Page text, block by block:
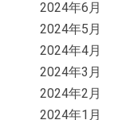
2024年6月
2024年5月
2024年4月
2024年3月
2024年2月
2024年1月